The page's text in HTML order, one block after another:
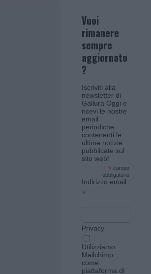
Vuoi
rimanere
sempre
aggiornato
?
Iscriviti alla
newsletter di
Gallura Oggi e
ricevi le nostre
email
periodiche
contenenti le
ultime notizie
pubblicate sul
sito web!
* campo
obbligatorio
Indirizzo email
*
Privacy
Utilizziamo
Mailchimp
come
piattaforma di